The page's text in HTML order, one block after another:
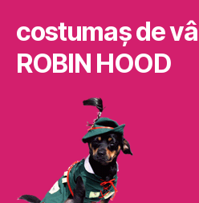
costumaş de
ROBIN HOOD